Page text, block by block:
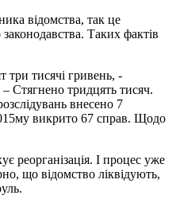
відомства, так це
Таких фактів
три тисячі гривень,
Стягнено тридцять тисяч.
внесено 7
викрито 67 справ. Щодо
реорганізація. І процес уже
що відомство ліквідують,